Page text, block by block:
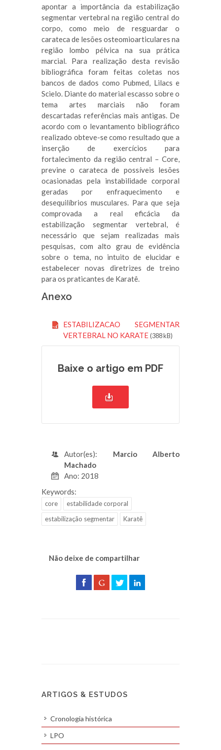
apontar a importância da estabilização
segmentar vertebral na região central do
corpo, como meio de resguardar o
carateca de lesões osteomioarticulares na
região lombo pélvica na sua prática
marcial. Para realização desta revisão
bibliográfica foram feitas coletas nos
bancos de dados como Pubmed, Lilacs e
Scielo. Diante do material escasso sobre o
tema artes marciais não foram
descartadas referências mais antigas. De
acordo com o levantamento bibliográfico
realizado obteve-se como resultado que a
inserção de exercícios para
fortalecimento da região central – Core,
previne o carateca de possíveis lesões
ocasionadas pela instabilidade corporal
geradas por enfraquecimento e
desequilíbrios musculares. Para que seja
comprovada a real eficácia da
estabilização segmentar vertebral, é
necessário que sejam realizadas mais
pesquisas, com alto grau de evidência
sobre o tema, no intuito de elucidar e
estabelecer novas diretrizes de treino
para os praticantes de Karatê.
Anexo
ESTABILIZACAO SEGMENTAR
VERTEBRAL NO KARATE(388 kB)
Baixe o artigo em PDF
Autor(es): Marcio Alberto
Machado
Ano: 2018
Keywords:
core
estabilidade corporal
estabilização segmentar
Karatê
Não deixe de compartilhar
ARTIGOS & ESTUDOS
Cronologia histórica
LPO